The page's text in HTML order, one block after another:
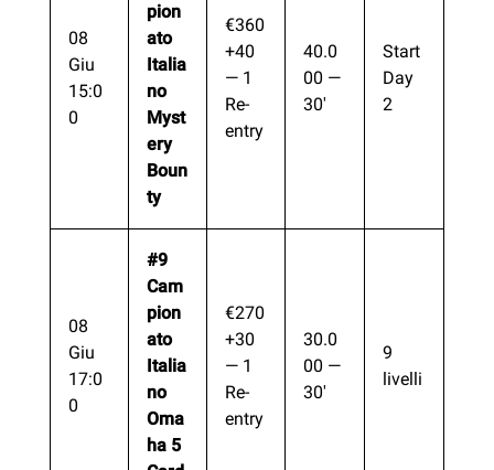
08
Giu
15:0
0
pion
ato
Italia
no
Myst
ery
Boun
ty
€360
+40
— 1
Re-
entry
40.0
00 —
30′
Start
Day
2
08
Giu
17:0
0
#9
Cam
pion
ato
Italia
no
Oma
ha 5
€270
+30
— 1
Re-
entry
30.0
00 —
30′
9
livelli